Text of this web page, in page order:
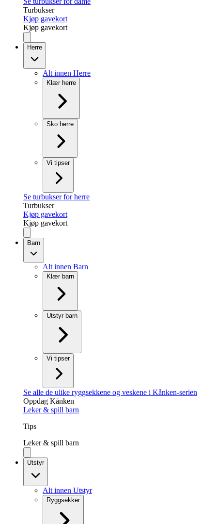
Turbukser
Kjøp gavekort
Kjøp gavekort
Herre
Alt innen Herre
Klær herre
Sko herre
Vi tipser
Se turbukser for herre
Turbukser
Kjøp gavekort
Kjøp gavekort
Barn
Alt innen Barn
Klær barn
Utstyr barn
Vi tipser
Se alle de ulike ryggsekkene og veskene i Kånken-serien
Oppdag Kånken
Leker & spill barn
Tips
Leker & spill barn
Utstyr
Alt innen Utstyr
Ryggsekker